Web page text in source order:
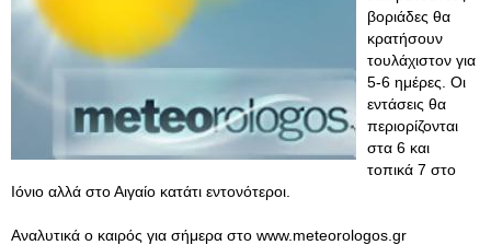
βοριάδες θα
κρατήσουν
τουλάχιστον για
5-6 ημέρες. Οι
εντάσεις θα
περιορίζονται
στα 6 και
τοπικά 7 στο
Ιόνιο αλλά στο Αιγαίο κατάτι εντονότεροι.
Αναλυτικά ο καιρός για σήμερα στο www.meteorologos.gr